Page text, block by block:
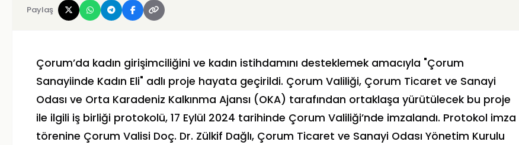
Paylaş
Çorum’da kadın girişimciliğini ve kadın istihdamını desteklemek amacıyla "Çorum
Sanayiinde Kadın Eli" adlı proje hayata geçirildi. Çorum Valiliği, Çorum Ticaret ve Sanayi
Odası ve Orta Karadeniz Kalkınma Ajansı (OKA) tarafından ortaklaşa yürütülecek bu proje
ile ilgili iş birliği protokolü, 17 Eylül 2024 tarihinde Çorum Valiliği’nde imzalandı. Protokol imza
törenine Çorum Valisi Doç. Dr. Zülkif Dağlı, Çorum Ticaret ve Sanayi Odası Yönetim Kurulu